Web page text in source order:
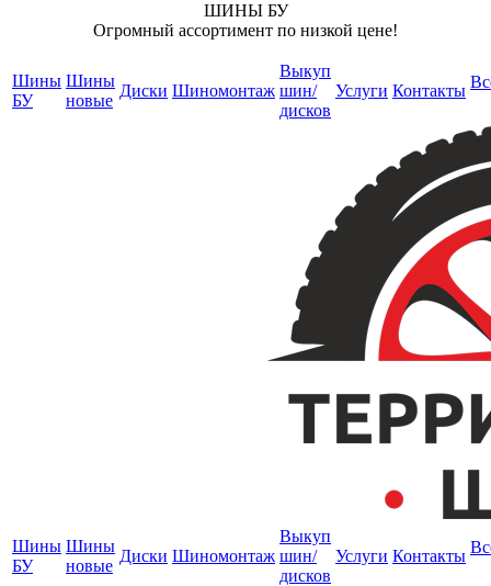
ШИНЫ БУ
Огромный ассортимент по низкой цене!
Шины
БУ
Шины
новые
Диски Шиномонтаж
Выкуп
шин/
дисков
Услуги Контакты
Шины
БУ
Шины
новые
Диски Шиномонтаж
Выкуп
шин/
дисков
Услуги Контакты